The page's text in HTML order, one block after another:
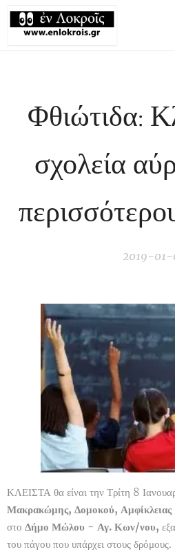
Φθιώτιδα:
σχολεία
2019-01-
ΚΛΕΙΣΤΑ θα είναι την Τρίτη 8
Μακρακώμης, Δομοκού, Αμφίκλειας
στο Δήμο Μώλου - Αγ. Κων/νου,
του πάγου που υπάρχει στους δρόμους.